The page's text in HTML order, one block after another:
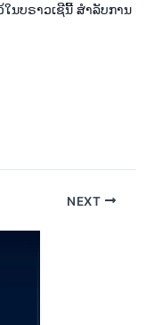
ນບຣາວເຊີນີ້ ສຳລັບການ
NEXT